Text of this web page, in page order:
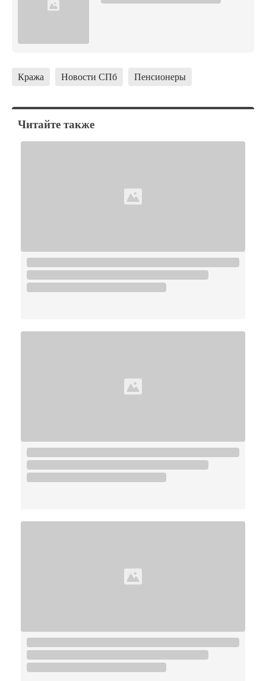
Кража Новости СПб Пенсионеры
Читайте также